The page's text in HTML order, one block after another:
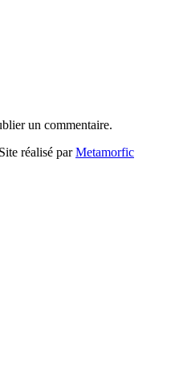
un commentaire.
réalisé parMetamorfic